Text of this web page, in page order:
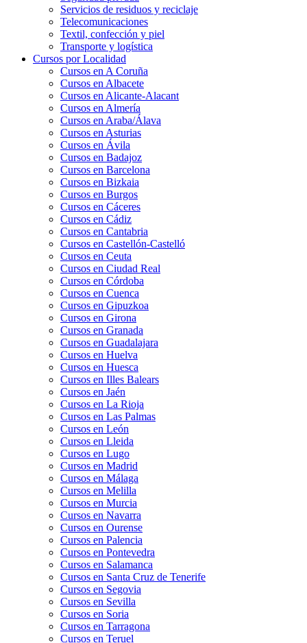
Servicios de residuos y reciclaje
Telecomunicaciones
Textil, confección y piel
Transporte y logística
Cursos por Localidad
Cursos en A Coruña
Cursos en Albacete
Cursos en Alicante-Alacant
Cursos en Almería
Cursos en Araba/Álava
Cursos en Asturias
Cursos en Ávila
Cursos en Badajoz
Cursos en Barcelona
Cursos en Bizkaia
Cursos en Burgos
Cursos en Cáceres
Cursos en Cádiz
Cursos en Cantabria
Cursos en Castellón-Castelló
Cursos en Ceuta
Cursos en Ciudad Real
Cursos en Córdoba
Cursos en Cuenca
Cursos en Gipuzkoa
Cursos en Girona
Cursos en Granada
Cursos en Guadalajara
Cursos en Huelva
Cursos en Huesca
Cursos en Illes Balears
Cursos en Jaén
Cursos en La Rioja
Cursos en Las Palmas
Cursos en León
Cursos en Lleida
Cursos en Lugo
Cursos en Madrid
Cursos en Málaga
Cursos en Melilla
Cursos en Murcia
Cursos en Navarra
Cursos en Ourense
Cursos en Palencia
Cursos en Pontevedra
Cursos en Salamanca
Cursos en Santa Cruz de Tenerife
Cursos en Segovia
Cursos en Sevilla
Cursos en Soria
Cursos en Tarragona
Cursos en Teruel